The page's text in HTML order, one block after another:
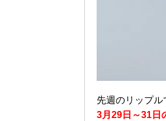
先週のリップル
3月29日～31日